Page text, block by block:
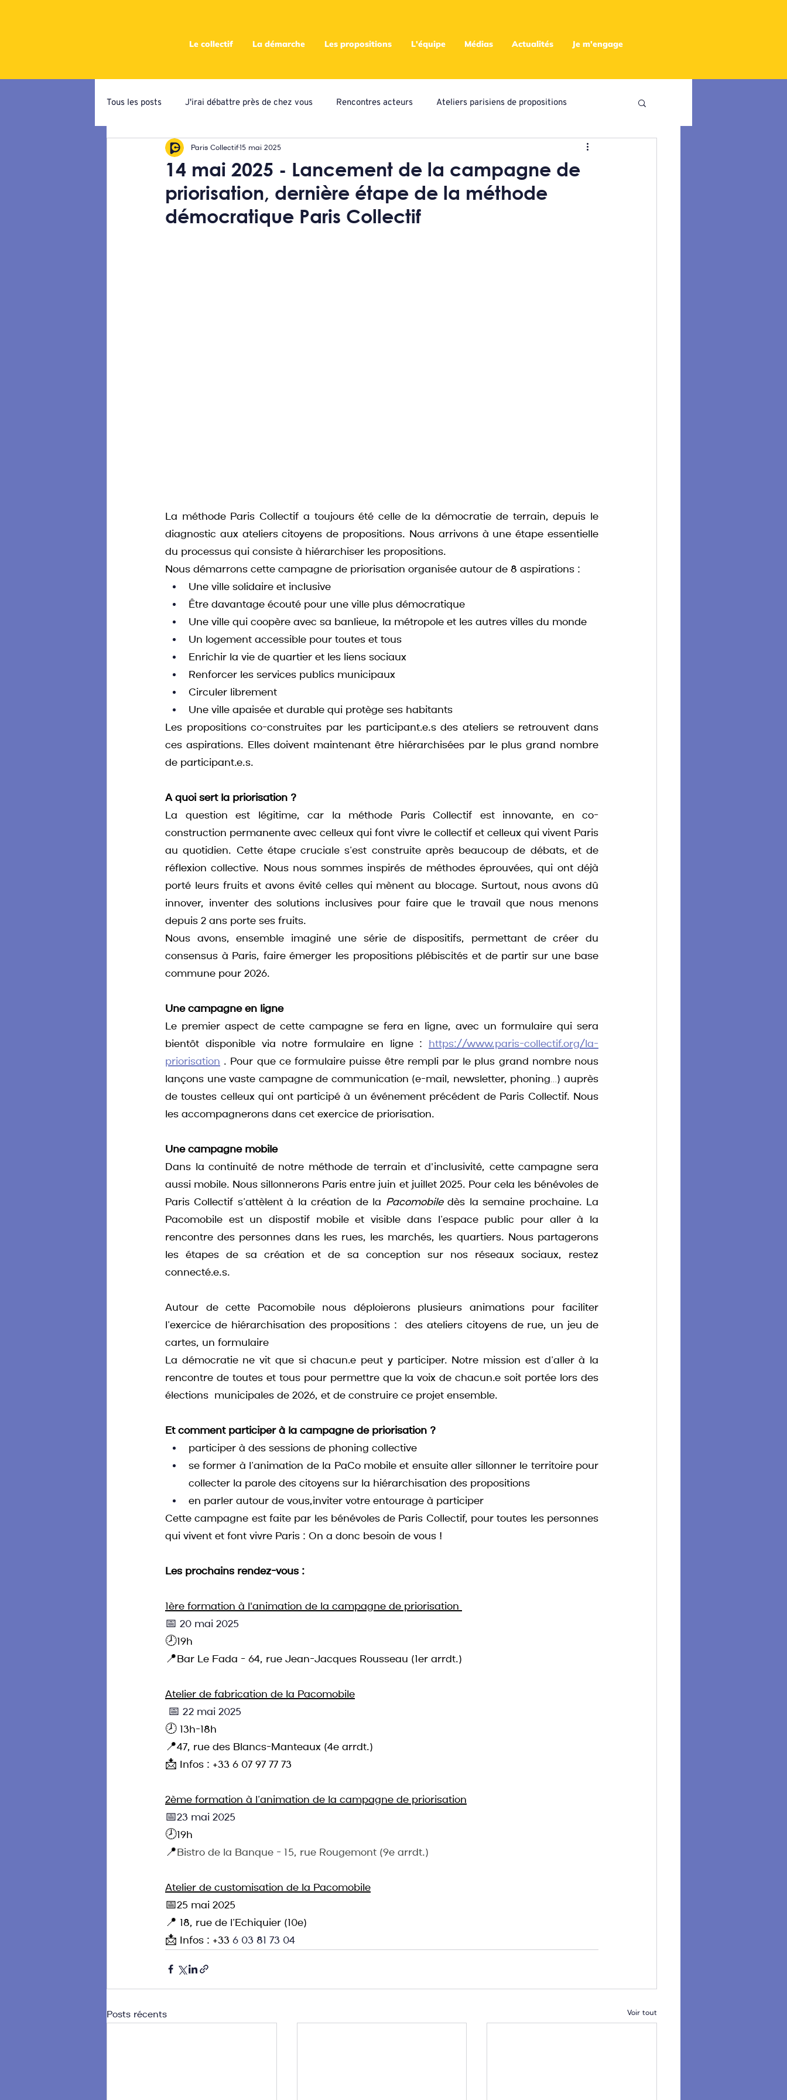
Le collectif La démarche Les propositions L'équipe Médias Actualités Je m'engage
Tous les posts J'irai débattre près de chez vous Rencontres acteurs Ateliers parisiens de propositions
Campagne de priorisation Ateliers locaux de propositions
Ateliers programmatiques Campagne citoyenne
14 mai 2025 - Lancement de la campagne de
priorisation, dernière étape de la méthode
démocratique Paris Collectif
Paris Collectif15 mai 2025
La méthode Paris Collectif a toujours été celle de la démocratie de terrain, depuis le
diagnostic aux ateliers citoyens de propositions. Nous arrivons à une étape essentielle
du processus qui consiste à hiérarchiser les propositions.
Nous démarrons cette campagne de priorisation organisée autour de 8 aspirations :
Une ville solidaire et inclusive
Être davantage écouté pour une ville plus démocratique
Une ville qui coopère avec sa banlieue, la métropole et les autres villes du monde
Un logement accessible pour toutes et tous
Enrichir la vie de quartier et les liens sociaux
Renforcer les services publics municipaux
Circuler librement
Une ville apaisée et durable qui protège ses habitants
Les propositions co-construites par les participant.e.s des ateliers se retrouvent dans
ces aspirations. Elles doivent maintenant être hiérarchisées par le plus grand nombre
de participant.e.s.
A quoi sert la priorisation ?
La question est légitime, car la méthode Paris Collectif est innovante, en co-
construction permanente avec celleux qui font vivre le collectif et celleux qui vivent Paris
au quotidien. Cette étape cruciale s’est construite après beaucoup de débats, et de
réflexion collective. Nous nous sommes inspirés de méthodes éprouvées, qui ont déjà
porté leurs fruits et avons évité celles qui mènent au blocage. Surtout, nous avons dû
innover, inventer des solutions inclusives pour faire que le travail que nous menons
depuis 2 ans porte ses fruits.
Nous avons, ensemble imaginé une série de dispositifs, permettant de créer du
consensus à Paris, faire émerger les propositions plébiscités et de partir sur une base
commune pour 2026.
Une campagne en ligne
Le premier aspect de cette campagne se fera en ligne, avec un formulaire qui sera
bientôt disponible via notre formulaire en ligne : https://www.paris-collectif.org/la-
priorisation . Pour que ce formulaire puisse être rempli par le plus grand nombre nous
lançons une vaste campagne de communication (e-mail, newsletter, phoning…) auprès
de toustes celleux qui ont participé à un événement précédent de Paris Collectif. Nous
les accompagnerons dans cet exercice de priorisation.
Une campagne mobile
Dans la continuité de notre méthode de terrain et d'inclusivité, cette campagne sera
aussi mobile. Nous sillonnerons Paris entre juin et juillet 2025. Pour cela les bénévoles de
Paris Collectif s’attèlent à la création de la Pacomobile dès la semaine prochaine. La
Pacomobile est un dispostif mobile et visible dans l’espace public pour aller à la
rencontre des personnes dans les rues, les marchés, les quartiers. Nous partagerons
les étapes de sa création et de sa conception sur nos réseaux sociaux, restez
connecté.e.s.
Autour de cette Pacomobile nous déploierons plusieurs animations pour faciliter
l’exercice de hiérarchisation des propositions :  des ateliers citoyens de rue, un jeu de
cartes, un formulaire
La démocratie ne vit que si chacun.e peut y participer. Notre mission est d’aller à la
rencontre de toutes et tous pour permettre que la voix de chacun.e soit portée lors des
élections  municipales de 2026, et de construire ce projet ensemble.
Et comment participer à la campagne de priorisation ?
participer à des sessions de phoning collective
se former à l’animation de la PaCo mobile et ensuite aller sillonner le territoire pour
collecter la parole des citoyens sur la hiérarchisation des propositions
en parler autour de vous,inviter votre entourage à participer
Cette campagne est faite par les bénévoles de Paris Collectif, pour toutes les personnes
qui vivent et font vivre Paris : On a donc besoin de vous !
Les prochains rendez-vous :
1ère formation à l'animation de la campagne de priorisation
📅 20 mai 2025
🕗19h
📍Bar Le Fada - 64, rue Jean-Jacques Rousseau (1er arrdt.)
Atelier de fabrication de la Pacomobile
📅 22 mai 2025
🕗 13h-18h
📍47, rue des Blancs-Manteaux (4e arrdt.)
📩 Infos : +33 6 07 97 77 73
2ème formation à l’animation de la campagne de priorisation
📅23 mai 2025
🕗19h
📍Bistro de la Banque - 15, rue Rougemont (9e arrdt.)
Atelier de customisation de la Pacomobile
📅25 mai 2025
📍 18, rue de l’Echiquier (10e)
📩 Infos : +33 6 03 81 73 04
Posts récents Voir tout